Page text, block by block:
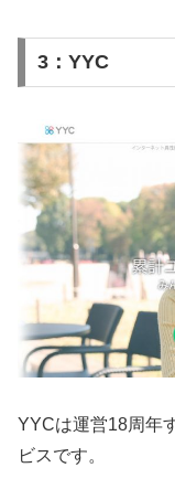
3：YYC
YYCは運営18周年
ビスです。